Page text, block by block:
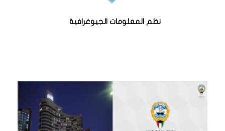
نظم المعلومات الجيوغرافية